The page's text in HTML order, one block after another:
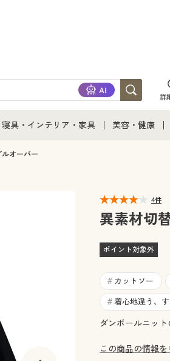
詳
て
寝具・インテリア・家具
寝具・インテリア・家具通販すべて
カーテン・ラグ・ファブリック
美容・健康
オーバー
4件
異素材切
ポイント対象外
# カットソー
# 着心地違う、
ダンボールニッ
この商品の情報